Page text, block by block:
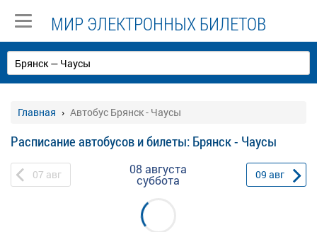
МИР ЭЛЕКТРОННЫХ БИЛЕТОВ
Главная Автобус Брянск - Чаусы
Расписание автобусов и билеты: Брянск - Чаусы
07 авг 08 августа
суббота 09 авг